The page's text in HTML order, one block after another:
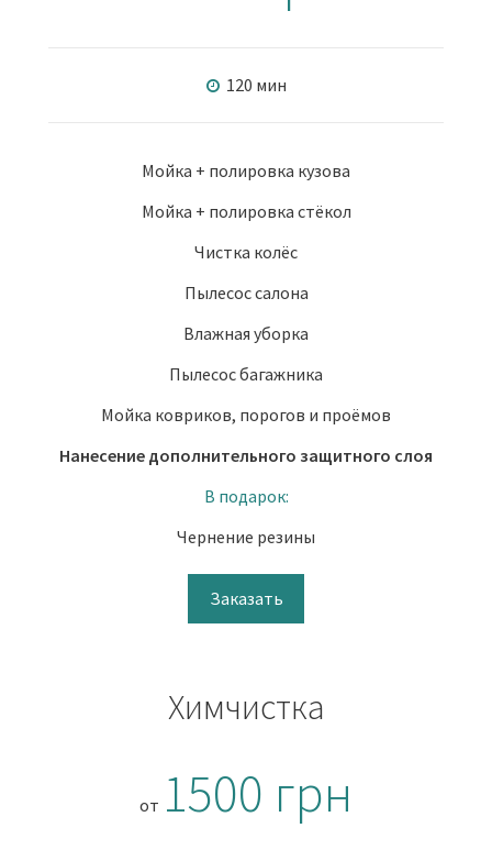
120 мин
Мойка + полировка кузова
Мойка + полировка стёкол
Чистка колёс
Пылесос салона
Влажная уборка
Пылесос багажника
Мойка ковриков, порогов и проёмов
Нанесение дополнительного защитного слоя
В подарок:
Чернение резины
Заказать
Химчистка
от 1500 грн